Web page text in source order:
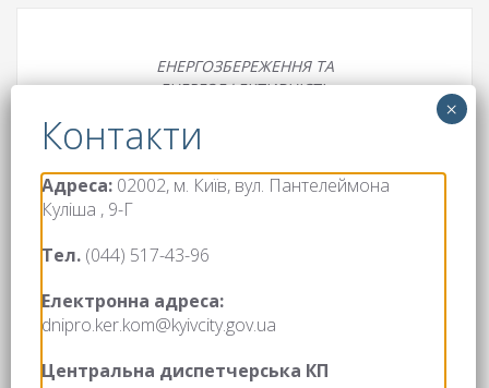
ЕНЕРГОЗБЕРЕЖЕННЯ ТА
ЕНЕРГОЕФЕКТИВНІСТЬ
Платформа реалізації ідей для покращення
Адреса: 02002, м. Київ, вул. Пантелеймона
Куліша , 9-Г
Тел. (044) 517-43-96
Електронна адреса:
dnipro.ker.kom@kyivcity.gov.ua
Центральна диспетчерська КП